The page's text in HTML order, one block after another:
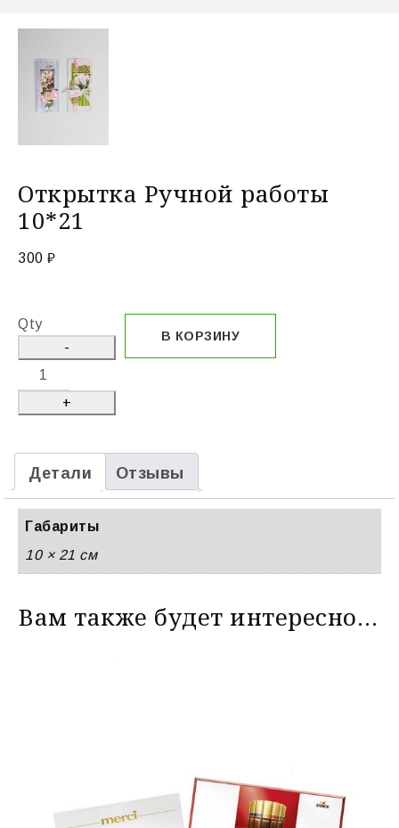
Открытка Ручной работы
10*21
300 ₽
Qty
В КОРЗИНУ
Детали Отзывы
Габариты
10 × 21 см
Вам также будет интересно…